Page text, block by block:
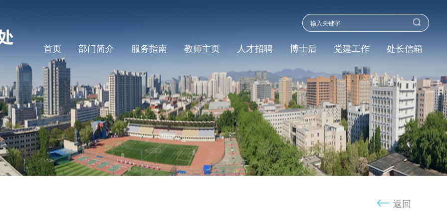
首页 部门简介 服务指南 教师主页 人才招聘 博士后 党建工作 处长信箱
返回